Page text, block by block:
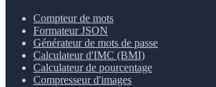
Compteur de mots
Formateur JSON
Générateur de mots de passe
Calculateur d'IMC (BMI)
Calculateur de pourcentage
Compresseur d'images